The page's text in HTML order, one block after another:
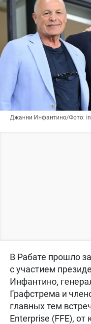
Джанни Инфантино/Фото:
В Рабате прошло
с участием
Инфантино,
Графстрема и
главных тем
Enterprise (FFE),